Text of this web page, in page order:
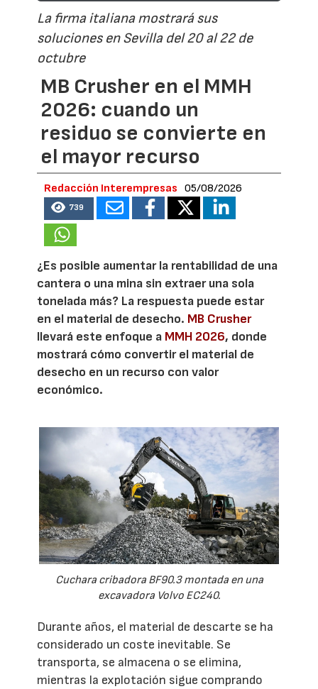
La firma italiana mostrará sus
soluciones en Sevilla del 20 al 22 de
octubre
MB Crusher en el MMH
2026: cuando un
residuo se convierte en
el mayor recurso
Redacción Interempresas 05/08/2026
739
¿Es posible aumentar la rentabilidad de una
cantera o una mina sin extraer una sola
tonelada más? La respuesta puede estar
en el material de desecho. MB Crusher
llevará este enfoque a MMH 2026, donde
mostrará cómo convertir el material de
desecho en un recurso con valor
económico.
Cuchara cribadora BF90.3 montada en una
excavadora Volvo EC240.
Durante años, el material de descarte se ha
considerado un coste inevitable. Se
transporta, se almacena o se elimina,
mientras la explotación sigue comprando